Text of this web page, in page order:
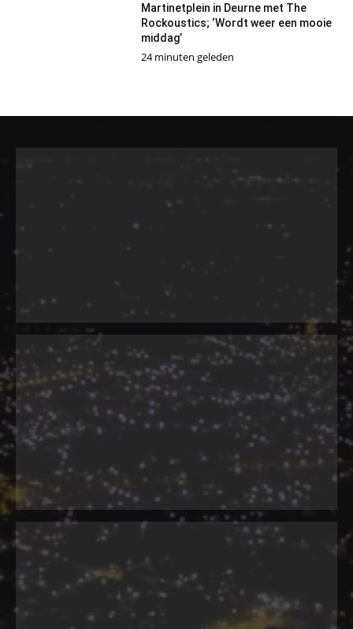
Martinetplein in Deurne met The
Rockoustics; ‘Wordt weer een mooie
middag’
24 minuten geleden